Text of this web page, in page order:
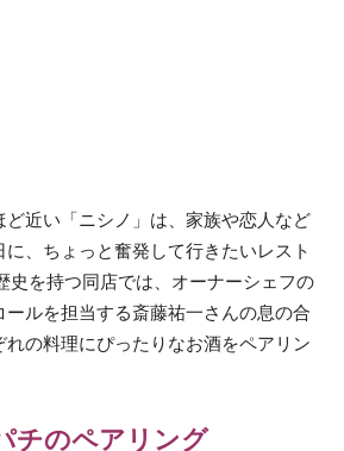
ど近い「ニシノ」は、家族や恋人など
、ちょっと奮発して行きたいレスト
史を持つ同店では、オーナーシェフの
ルを担当する斎藤祐一さんの息の合
れの料理にぴったりなお酒をペアリン
チのペアリング